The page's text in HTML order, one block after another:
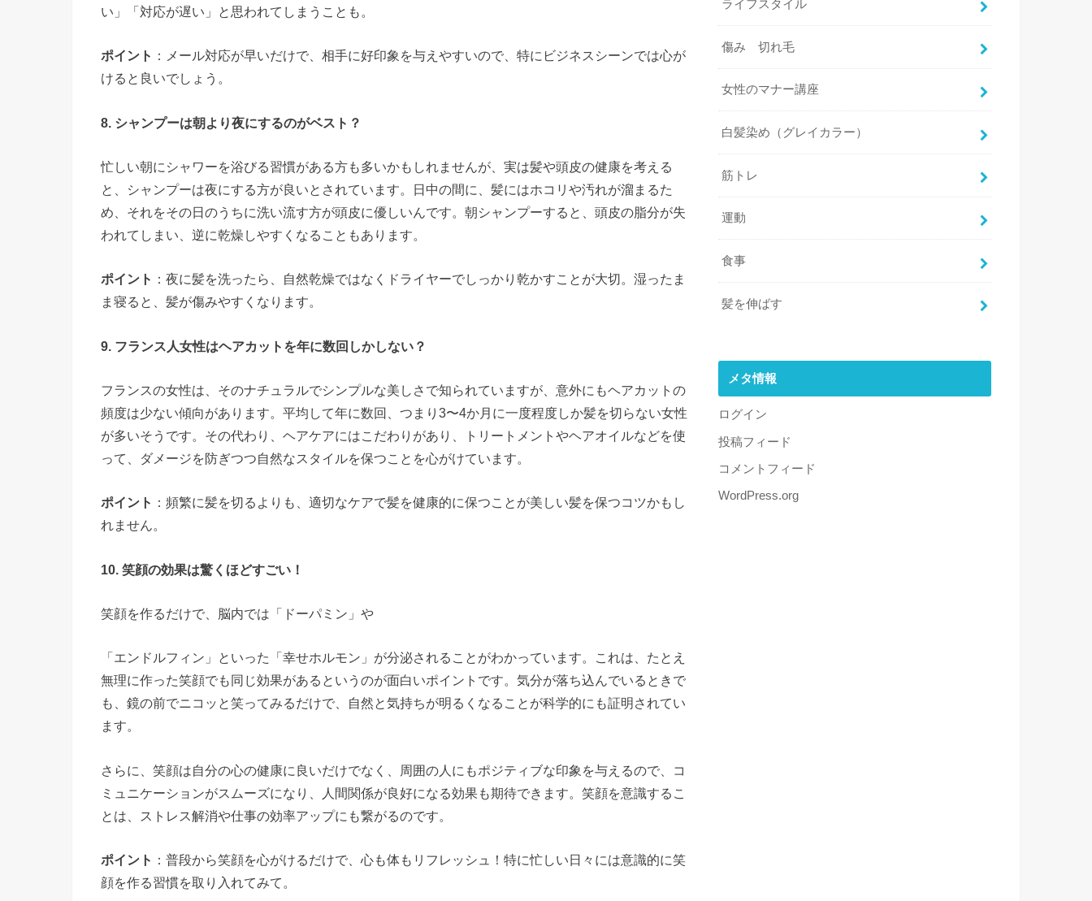
い」「対応が遅い」と思われてしまうことも。
ポイント ：メール対応が早いだけで、相手に好印象を与えやすいので、特にビジネスシーンでは心が
けると良いでしょう。
8. シャンプーは朝より夜にするのがベスト？
忙しい朝にシャワーを浴びる習慣がある方も多いかもしれませんが、実は髪や頭皮の健康を考える
と、シャンプーは夜にする方が良いとされています。日中の間に、髪にはホコリや汚れが溜まるた
め、それをその日のうちに洗い流す方が頭皮に優しいんです。朝シャンプーすると、頭皮の脂分が失
われてしまい、逆に乾燥しやすくなることもあります。
ポイント ：夜に髪を洗ったら、自然乾燥ではなくドライヤーでしっかり乾かすことが大切。湿ったま
ま寝ると、髪が傷みやすくなります。
9. フランス人女性はヘアカットを年に数回しかしない？
フランスの女性は、そのナチュラルでシンプルな美しさで知られていますが、意外にもヘアカットの
頻度は少ない傾向があります。平均して年に数回、つまり3〜4か月に一度程度しか髪を切らない女性
が多いそうです。その代わり、ヘアケアにはこだわりがあり、トリートメントやヘアオイルなどを使
って、ダメージを防ぎつつ自然なスタイルを保つことを心がけています。
ポイント ：頻繁に髪を切るよりも、適切なケアで髪を健康的に保つことが美しい髪を保つコツかもし
れません。
10. 笑顔の効果は驚くほどすごい！
笑顔を作るだけで、脳内では「ドーパミン」や
「エンドルフィン」といった「幸せホルモン」が分泌されることがわかっています。これは、たとえ
無理に作った笑顔でも同じ効果があるというのが面白いポイントです。気分が落ち込んでいるときで
も、鏡の前でニコッと笑ってみるだけで、自然と気持ちが明るくなることが科学的にも証明されてい
ます。
さらに、笑顔は自分の心の健康に良いだけでなく、周囲の人にもポジティブな印象を与えるので、コ
ミュニケーションがスムーズになり、人間関係が良好になる効果も期待できます。笑顔を意識するこ
とは、ストレス解消や仕事の効率アップにも繋がるのです。
ポイント ：普段から笑顔を心がけるだけで、心も体もリフレッシュ！特に忙しい日々には意識的に笑
顔を作る習慣を取り入れてみて。
ライフスタイル
傷み 切れ毛
女性のマナー講座
白髪染め（グレイカラー）
筋トレ
運動
食事
髪を伸ばす
メタ情報
ログイン
投稿フィード
コメントフィード
WordPress.org